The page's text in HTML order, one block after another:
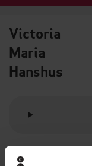
Victoria
Maria
Hanshus